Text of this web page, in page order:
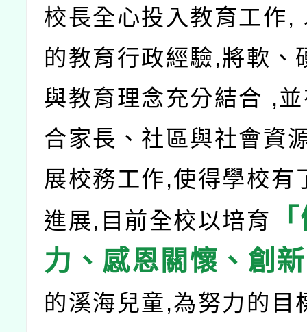
校長全心投入教育工作,
的教育行政經驗,將軟、
與教育理念充分結合 ,
合家長、社區與社會資
展校務工作,使得學校有
進展,目前全校以培育
力、感恩關懷、創
的溪海兒童,為努力的目